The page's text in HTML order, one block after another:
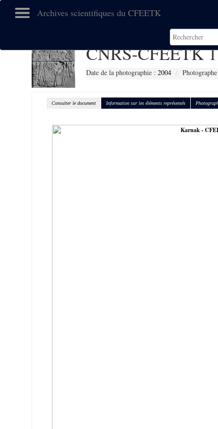
Archives scientifiques du CFEETK
CNRS-CFEETK
Date de la photographie : 2004
Consulter le document Information sur les éléments représentés